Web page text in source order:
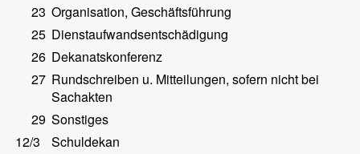
23 Organisation, Geschäftsführung
25 Dienstaufwandsentschädigung
26 Dekanatskonferenz
27 Rundschreiben u. Mitteilungen, sofern nicht bei
Sachakten
29 Sonstiges
12/3
Schuldekan